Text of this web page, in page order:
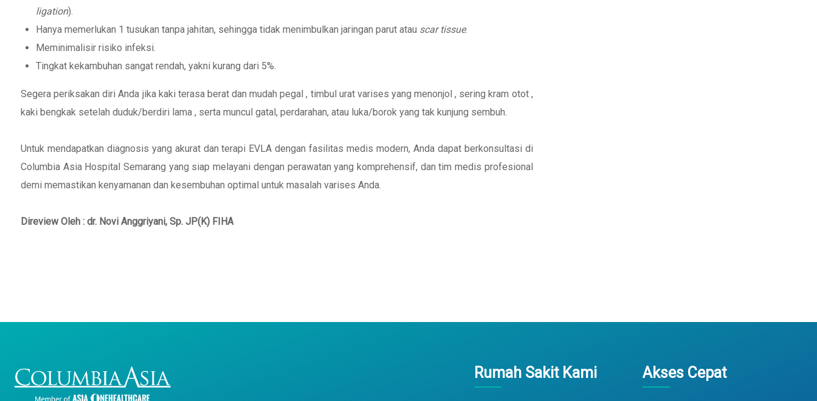
ligation).
Hanya memerlukan 1 tusukan tanpa jahitan, sehingga tidak menimbulkan jaringan parut atau scar tissue.
Meminimalisir risiko infeksi.
Tingkat kekambuhan sangat rendah, yakni kurang dari 5%.
Segera periksakan diri Anda jika kaki terasa berat dan mudah pegal , timbul urat varises yang menonjol , sering kram otot ,
kaki bengkak setelah duduk/berdiri lama , serta muncul gatal, perdarahan, atau luka/borok yang tak kunjung sembuh.
Untuk mendapatkan diagnosis yang akurat dan terapi EVLA dengan fasilitas medis modern, Anda dapat berkonsultasi di
Columbia Asia Hospital Semarang yang siap melayani dengan perawatan yang komprehensif, dan tim medis profesional
demi memastikan kenyamanan dan kesembuhan optimal untuk masalah varises Anda.
Direview Oleh : dr. Novi Anggriyani, Sp. JP(K) FIHA
Rumah Sakit Kami Akses Cepat